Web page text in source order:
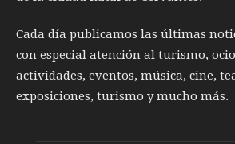
Cada día publicamos las últimas
con especial atención al turismo,
actividades, eventos, música, cine,
exposiciones, turismo y mucho más.